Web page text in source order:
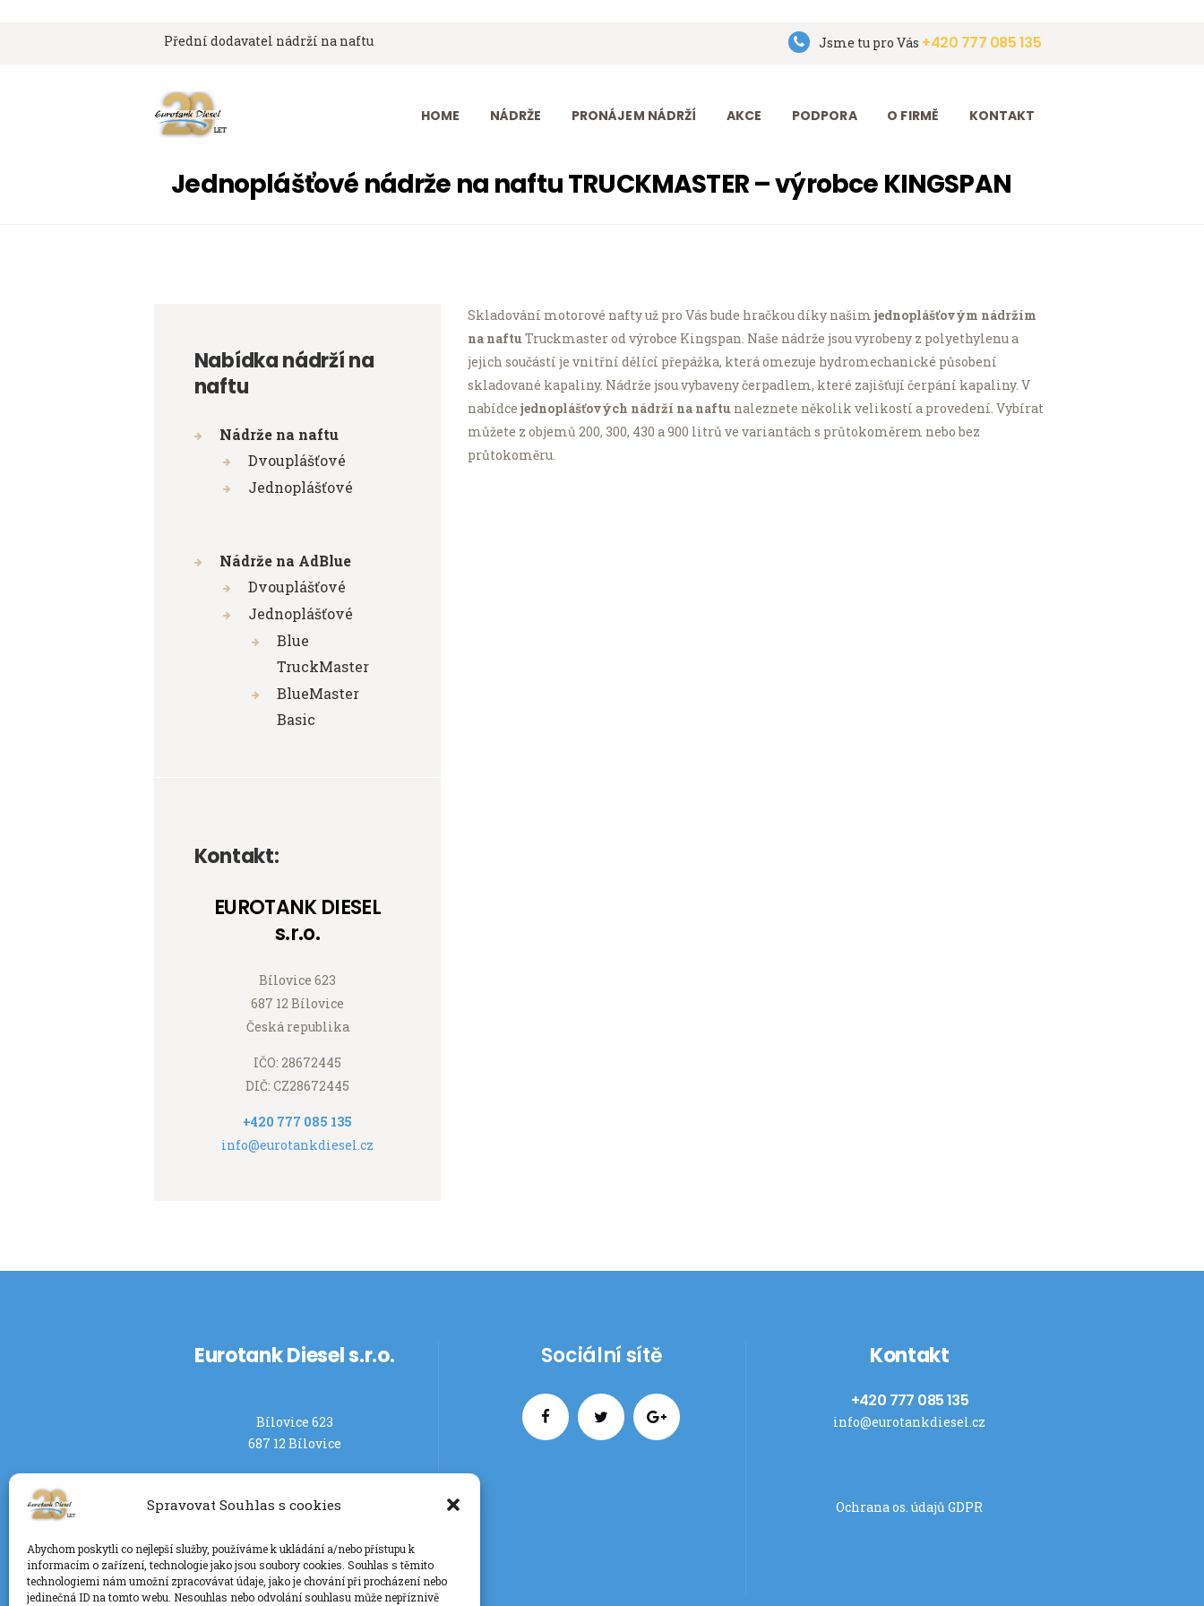
Spravovat Souhlas s cookies
Abychom poskytli co nejlepší služby, používáme k ukládání a/nebo přístupu k
informacím o zařízení, technologie jako jsou soubory cookies. Souhlas s těmito
technologiemi nám umožní zpracovávat údaje, jako je chování při procházení nebo
jedinečná ID na tomto webu. Nesouhlas nebo odvolání souhlasu může nepříznivě
Přední dodavatel nádrží na naftu Jsme tu pro Vás +420 777 085 135
HOME NÁDRŽE PRONÁJEM NÁDRŽÍ AKCE PODPORA O FIRMĚ KONTAKT
Jednoplášťové nádrže na naftu TRUCKMASTER – výrobce KINGSPAN
PRONÁJEM
AKCE
KONTAKT
Skladování motorové nafty už pro Vás bude hračkou díky našim jednoplášťovým nádržím
na naftuTruckmaster od výrobce Kingspan. Naše nádrže jsou vyrobeny z polyethylenu a
jejich součástí je vnitřní dělící přepážka, která omezuje hydromechanické působení
skladované kapaliny. Nádrže jsou vybaveny čerpadlem, které zajišťují čerpání kapaliny. V
nabídce jednoplášťových nádrží na naftu naleznete několik velikostí a provedení. Vybírat
můžete z objemů 200, 300, 430 a 900 litrů ve variantách s průtokoměrem nebo bez
průtokoměru.
Nabídka nádrží na
naftu
Nádrže na naftu
Dvouplášťové
Jednoplášťové
Nádrže na AdBlue
Dvouplášťové
Jednoplášťové
Blue
TruckMaster
BlueMaster
Basic
Kontakt:
EUROTANK DIESEL
s.r.o.
Bílovice 623
687 12 Bílovice
Česká republika
IČO: 28672445
DIČ: CZ28672445
+420 777 085 135
info@eurotankdiesel.cz
Eurotank Diesel s.r.o.
Bílovice 623
687 12 Bílovice
Sociální sítě Kontakt
+420 777 085 135
info@eurotankdiesel.cz
Ochrana os. údajů GDPR